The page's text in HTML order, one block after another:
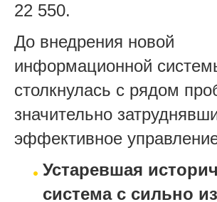
22 550.
До внедрения новой
информационной
столкнулась с рядом
значительно
эффективное
Устаревшая
система с сильно